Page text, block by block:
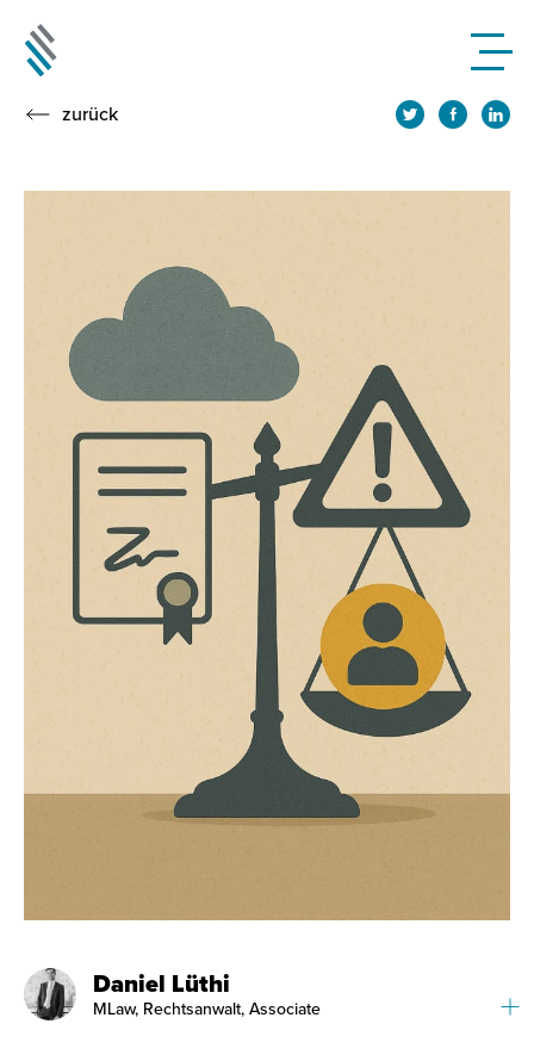
zurück
Daniel Lüthi
MLaw, Rechtsanwalt, Associate